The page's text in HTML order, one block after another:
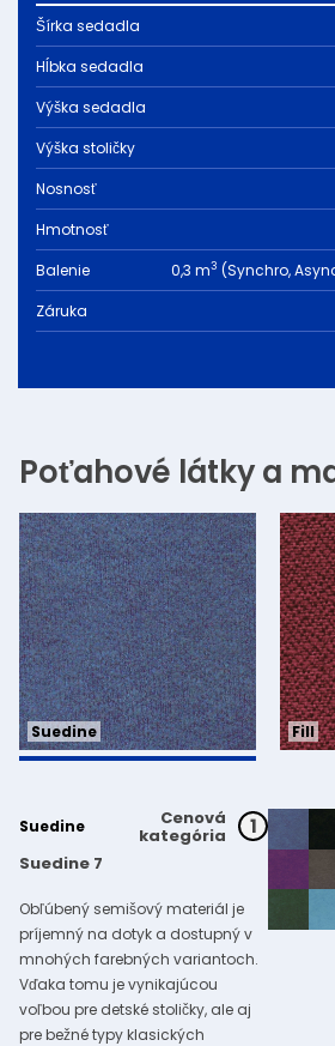
Šírka sedadla
Hĺbka sedadla
Výška sedadla
Výška stoličky
Nosnosť
Hmotnosť
Balenie
0,3 m3 (Synchro,
Záruka
Poťahové látky a
Suedine Fill
Suedine Cenová
kategória 1
Suedine 7
Obľúbený semišový materiál je
príjemný na dotyk a dostupný v
mnohých farebných variantoch.
Vďaka tomu je vynikajúcou
voľbou pre detské stoličky, ale aj
pre bežné typy klasických